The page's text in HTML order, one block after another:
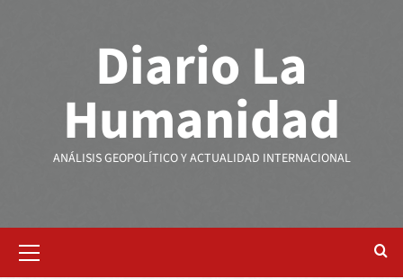
Diario La
Humanidad
ANÁLISIS GEOPOLÍTICO Y ACTUALIDAD INTERNACIONAL